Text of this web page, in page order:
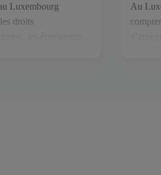
Luxembourg
droits
Au